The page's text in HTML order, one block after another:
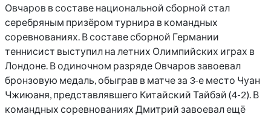
Овчаров в составе национальной сборной стал
серебряным призёром турнира в командных
соревнованиях. В составе сборной Германии
теннисист выступил на летних Олимпийских играх в
Лондоне. В одиночном разряде Овчаров завоевал
бронзовую медаль, обыграв в матче за 3-е место Чуан
Чжиюаня, представлявшего Китайский Тайбэй (4-2). В
командных соревнованиях Дмитрий завоевал ещё